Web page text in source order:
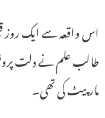
اس واقعہ سے ایک روز
طالب علم نے دلت
مارپیٹ کی تھی۔